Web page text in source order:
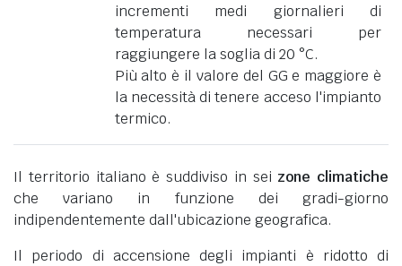
incrementi medi giornalieri di
temperatura necessari per
raggiungere la soglia di 20 °C.
Più alto è il valore del GG e maggiore è
la necessità di tenere acceso l'impianto
termico.
Il territorio italiano è suddiviso in sei zone climatiche
che variano in funzione dei gradi-giorno
indipendentemente dall'ubicazione geografica.
Il periodo di accensione degli impianti è ridotto di